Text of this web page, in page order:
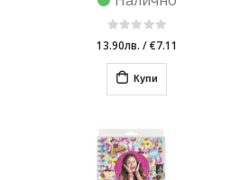
13.90лв. /€7.11
Купи